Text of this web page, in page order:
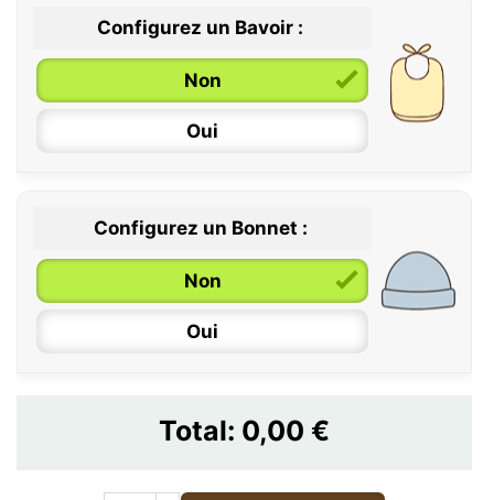
Configurez un Bavoir :
Non
Oui
Configurez un Bonnet :
Non
Oui
Total: 0,00 €